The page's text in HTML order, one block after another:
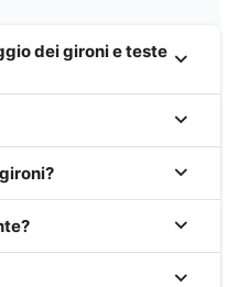
dei gironi e teste